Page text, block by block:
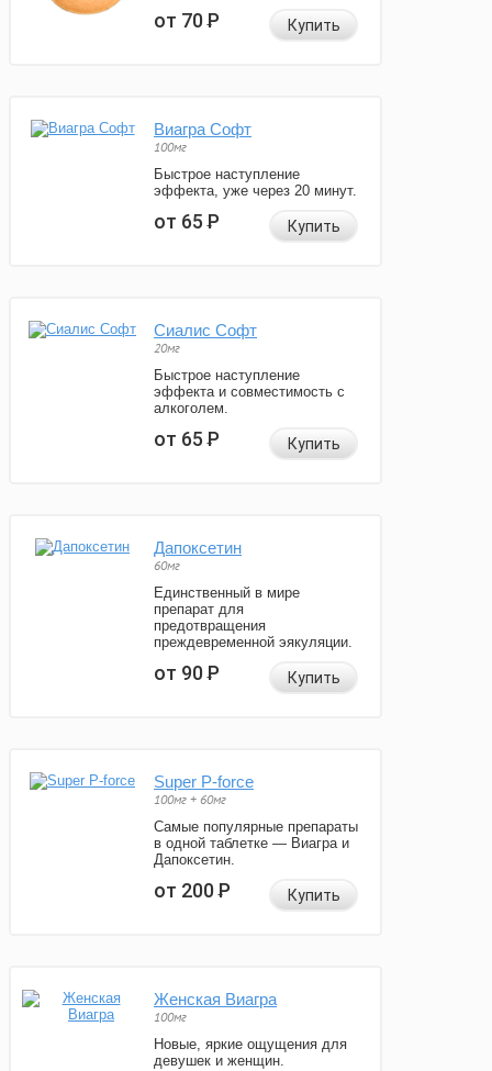
от 70Р Купить
Виагра Софт
100мг
Быстрое наступление
эффекта, уже через 20 минут.
от 65Р Купить
Сиалис Софт
20мг
Быстрое наступление
эффекта и совместимость с
алкоголем.
от 65Р Купить
Дапоксетин
60мг
Единственный в мире
препарат для
предотвращения
преждевременной эякуляции.
от 90Р Купить
Super P-force
100мг + 60мг
Самые популярные препараты
в одной таблетке — Виагра и
Дапоксетин.
от 200Р Купить
Женская Виагра
100мг
Новые, яркие ощущения для
девушек и женщин.